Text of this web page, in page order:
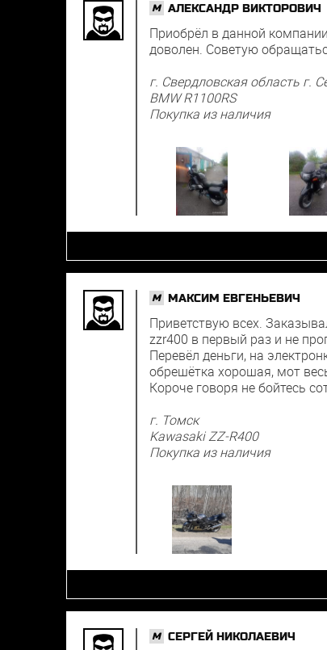
M АЛЕКСАНДР ВИКТОРОВИЧ
Приобрёл в данной
доволен. Советую
г. Свердловская область г.
BMW R1100RS
Покупка из наличия
M МАКСИМ ЕВГЕНЬЕВИЧ
Приветствую всех.
zzr400 в первый раз и не
Перевёл деньги, на
обрешётка хорошая, мот
Короче говоря не бойтесь
г. Томск
Kawasaki ZZ-R400
Покупка из наличия
M СЕРГЕЙ НИКОЛАЕВИЧ